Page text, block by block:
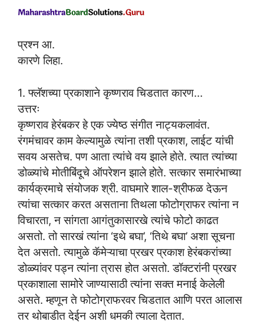
प्रश्न आ.
कारणे लिहा.
1. फ्लॅशच्या प्रकाशाने कृष्णराव चिडतात कारण…
उत्तरः
कृष्णराव हेरंबकर हे एक ज्येष्ठ संगीत नाट्यकलावंत.
रंगमंचावर काम केल्यामुळे त्यांना तशी प्रकाश, लाईट यांची
सवय असतेच. पण आता त्यांचे वय झाले होते. त्यात त्यांच्या
डोळ्यांचे मोतीबिंदूचे ऑपरेशन झाले होते. सत्कार समारंभाच्या
कार्यक्रमाचे संयोजक श्री. वाघमारे शाल-श्रीफळ देऊन
त्यांचा सत्कार करत असताना तिथला फोटोग्राफर त्यांना न
विचारता, न सांगता आगंतुकासारखे त्यांचे फोटो काढत
असतो. तो सारखं त्यांना ‘इथे बघा’, ‘तिथे बघा’ अशा सूचना
देत असतो. त्यामुळे कॅमेऱ्याचा प्रखर प्रकाश हेरंबकरांच्या
डोळ्यांवर पड्न त्यांना त्रास होत असतो. डॉक्टरांनी प्रखर
प्रकाशाला सामोरे जाण्यासाठी त्यांना सक्त मनाई केलेली
असते. म्हणून ते फोटोग्राफरवर चिडतात आणि परत आलास
तर थोबाडीत देईन अशी धमकी त्याला देतात.